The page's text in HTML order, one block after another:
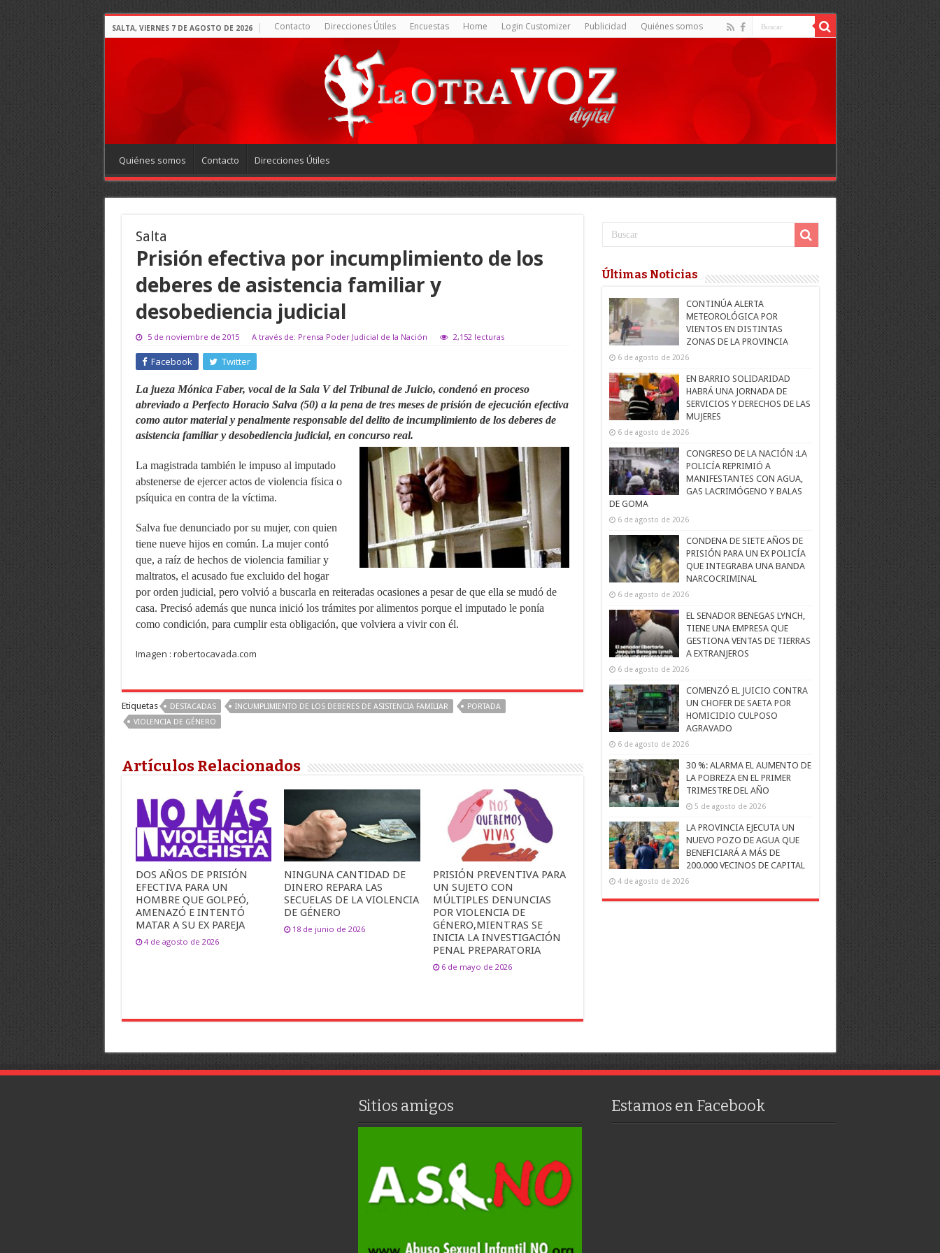
SALTA, VIERNES 7 DE AGOSTO DE 2026 Contacto Direcciones Útiles Encuestas Home Login Customizer Publicidad Quiénes somos
Quiénes somos Contacto Direcciones Útiles
Salta
Prisión efectiva por incumplimiento de los
deberes de asistencia familiar y
desobediencia judicial
5 de noviembre de 2015 A través de: Prensa Poder Judicial de la Nación 2,152 lecturas
Facebook Twitter
La jueza Mónica Faber, vocal de la Sala V del Tribunal de Juicio, condenó en proceso
abreviado a Perfecto Horacio Salva (50) a la pena de tres meses de prisión de ejecución efectiva
como autor material y penalmente responsable del delito de incumplimiento de los deberes de
asistencia familiar y desobediencia judicial, en concurso real.
La magistrada también le impuso al imputado
abstenerse de ejercer actos de violencia física o
psíquica en contra de la víctima.
Salva fue denunciado por su mujer, con quien
tiene nueve hijos en común. La mujer contó
que, a raíz de hechos de violencia familiar y
maltratos, el acusado fue excluido del hogar
por orden judicial, pero volvió a buscarla en reiteradas ocasiones a pesar de que ella se mudó de
casa. Precisó además que nunca inició los trámites por alimentos porque el imputado le ponía
como condición, para cumplir esta obligación, que volviera a vivir con él.
Imagen : robertocavada.com
Etiquetas DESTACADAS INCUMPLIMIENTO DE LOS DEBERES DE ASISTENCIA FAMILIAR
PORTADA
VIOLENCIA DE GÉNERO
Artículos Relacionados
DOS AÑOS DE PRISIÓN
EFECTIVA PARA UN
HOMBRE QUE GOLPEÓ,
AMENAZÓ E INTENTÓ
MATAR A SU EX PAREJA
4 de agosto de 2026
NINGUNA CANTIDAD DE
DINERO REPARA LAS
SECUELAS DE LA VIOLENCIA
DE GÉNERO
18 de junio de 2026
PRISIÓN PREVENTIVA PARA
UN SUJETO CON
MÚLTIPLES DENUNCIAS
POR VIOLENCIA DE
GÉNERO,MIENTRAS SE
INICIA LA INVESTIGACIÓN
PENAL PREPARATORIA
6 de mayo de 2026
Últimas Noticias
CONTINÚA ALERTA
METEOROLÓGICA POR
VIENTOS EN DISTINTAS
ZONAS DE LA PROVINCIA
6 de agosto de 2026
EN BARRIO SOLIDARIDAD
HABRÁ UNA JORNADA DE
SERVICIOS Y DERECHOS DE LAS
MUJERES
6 de agosto de 2026
CONGRESO DE LA NACIÓN :LA
POLICÍA REPRIMIÓ A
MANIFESTANTES CON AGUA,
GAS LACRIMÓGENO Y BALAS
DE GOMA
6 de agosto de 2026
CONDENA DE SIETE AÑOS DE
PRISIÓN PARA UN EX POLICÍA
QUE INTEGRABA UNA BANDA
NARCOCRIMINAL
6 de agosto de 2026
EL SENADOR BENEGAS LYNCH,
TIENE UNA EMPRESA QUE
GESTIONA VENTAS DE TIERRAS
A EXTRANJEROS
6 de agosto de 2026
COMENZÓ EL JUICIO CONTRA
UN CHOFER DE SAETA POR
HOMICIDIO CULPOSO
AGRAVADO
6 de agosto de 2026
30 %: ALARMA EL AUMENTO DE
LA POBREZA EN EL PRIMER
TRIMESTRE DEL AÑO
5 de agosto de 2026
LA PROVINCIA EJECUTA UN
NUEVO POZO DE AGUA QUE
BENEFICIARÁ A MÁS DE
200.000 VECINOS DE CAPITAL
4 de agosto de 2026
Sitios amigos Estamos en Facebook